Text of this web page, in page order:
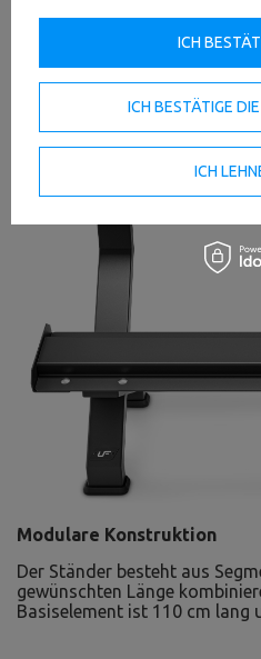
Modulare Konstruktion
Der Ständer besteht aus
gewünschten Länge
Basiselement ist 110 cm lang
ICH BESTÄTIGE
ICH
ICH